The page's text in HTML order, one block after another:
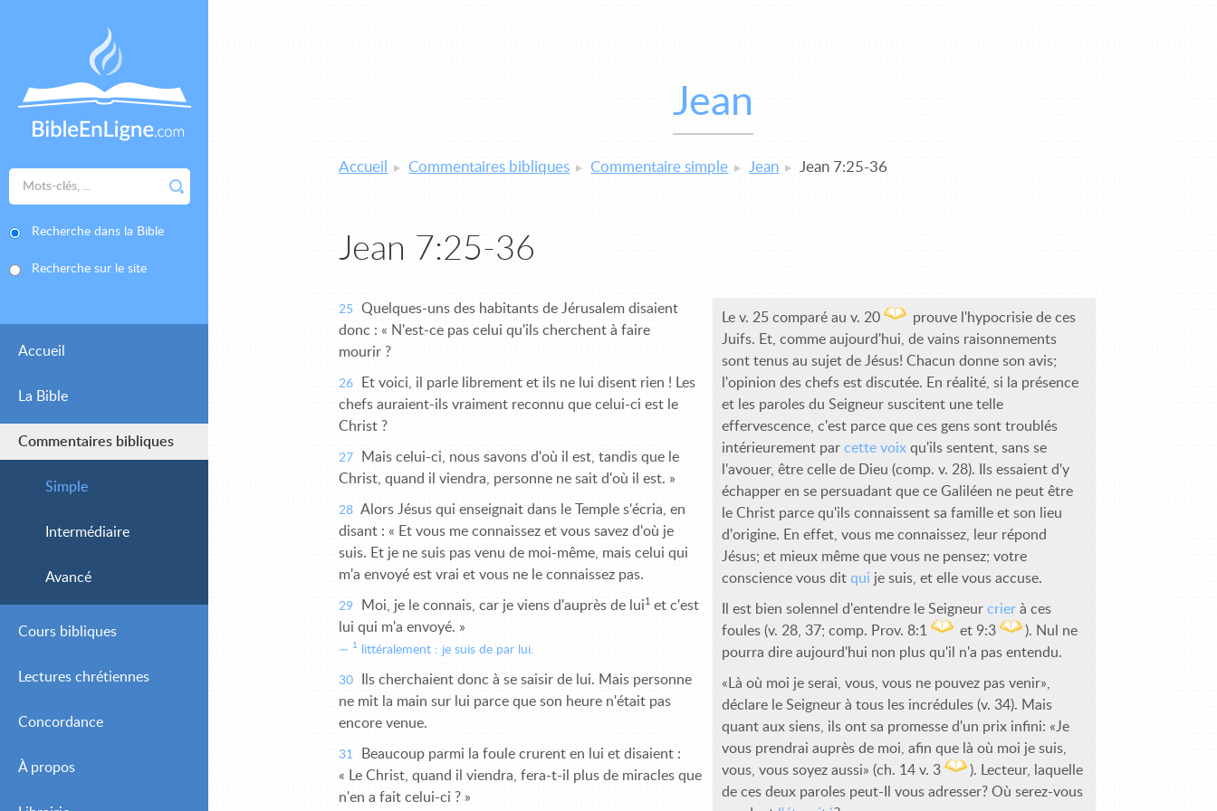
Recherche dans la Bible
Recherche sur le site
Accueil
La Bible
Commentaires bibliques
Simple
Intermédiaire
Avancé
Cours bibliques
Lectures chrétiennes
Journalières
Hebdomadaires
Concordance
À propos
Jean
Accueil Commentaires bibliques Commentaire simple Jean Jean 7:25-36
Jean 7:25-36
25
Quelques-uns des habitants de Jérusalem disaient
donc : « N'est-ce pas celui qu'ils cherchent à faire
mourir ?
26
Et voici, il parle librement et ils ne lui disent rien ! Les
chefs auraient-ils vraiment reconnu que celui-ci est le
Christ ?
27
Mais celui-ci, nous savons d'où il est, tandis que le
Christ, quand il viendra, personne ne sait d'où il est. »
28 Alors Jésus qui enseignait dans le Temple s'écria, en
disant : « Et vous me connaissez et vous savez d'où je
suis. Et je ne suis pas venu de moi-même, mais celui qui
m'a envoyé est vrai et vous ne le connaissez pas.
29 Moi, je le connais, car je viens d'auprès de lui1
et c'est
lui qui m'a envoyé. »
1 littéralement : je suis de par lui.
30
Ils cherchaient donc à se saisir de lui. Mais personne
ne mit la main sur lui parce que son heure n'était pas
encore venue.
31
Beaucoup parmi la foule crurent en lui et disaient :
« Le Christ, quand il viendra, fera-t-il plus de miracles que
n'en a fait celui-ci ? »
Le v. 25 comparé au v. 20
prouve l'hypocrisie de ces
Juifs. Et, comme aujourd'hui, de vains raisonnements
sont tenus au sujet de Jésus! Chacun donne son avis;
l'opinion des chefs est discutée. En réalité, si la présence
et les paroles du Seigneur suscitent une telle
effervescence, c'est parce que ces gens sont troublés
intérieurement par cette voix qu'ils sentent, sans se
l'avouer, être celle de Dieu (comp. v. 28). Ils essaient d'y
échapper en se persuadant que ce Galiléen ne peut être
le Christ parce qu'ils connaissent sa famille et son lieu
d'origine. En effet, vous me connaissez, leur répond
Jésus; et mieux même que vous ne pensez; votre
conscience vous dit qui je suis, et elle vous accuse.
Il est bien solennel d'entendre le Seigneur crier à ces
foules (v. 28, 37; comp. Prov. 8:1
et 9:3
). Nul ne
pourra dire aujourd'hui non plus qu'il n'a pas entendu.
«Là où moi je serai, vous, vous ne pouvez pas venir»,
déclare le Seigneur à tous les incrédules (v. 34). Mais
quant aux siens, ils ont sa promesse d'un prix infini: «Je
vous prendrai auprès de moi, afin que là où moi je suis,
vous, vous soyez aussi» (ch. 14 v. 3
). Lecteur, laquelle
de ces deux paroles peut-Il vous adresser? Où serez-vous